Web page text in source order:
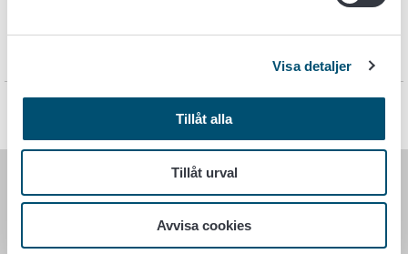
Visa detaljer
Tillåt alla
Tillåt urval
Avvisa cookies
Ansvarsfull mat – ett gott liv.
Sidan har senast uppdaterats 21.6.2021
LIVSMEDELSVERKET